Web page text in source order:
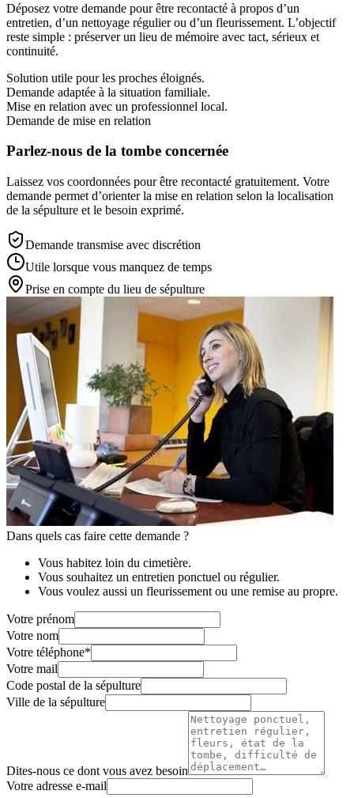
Déposez votre demande pour être recontacté à propos d’un
entretien, d’un nettoyage régulier ou d’un fleurissement. L’objectif
reste simple : préserver un lieu de mémoire avec tact, sérieux et
continuité.
Solution utile pour les proches éloignés.
Demande adaptée à la situation familiale.
Mise en relation avec un professionnel local.
Demande de mise en relation
Parlez-nous de la tombe concernée
Laissez vos coordonnées pour être recontacté gratuitement. Votre
demande permet d’orienter la mise en relation selon la localisation
de la sépulture et le besoin exprimé.
Demande transmise avec discrétion
Utile lorsque vous manquez de temps
Prise en compte du lieu de sépulture
Dans quels cas faire cette demande ?
Vous habitez loin du cimetière.
Vous souhaitez un entretien ponctuel ou régulier.
Vous voulez aussi un fleurissement ou une remise au propre.
Votre prénom
Votre nom
Votre téléphone*
Votre mail
Code postal de la sépulture
Ville de la sépulture
Dites-nous ce dont vous avez besoin
Votre adresse e-mail